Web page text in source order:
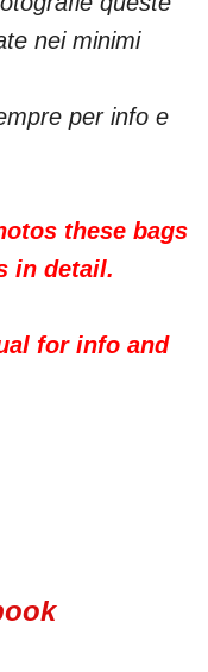
nei minimi
per info e
these bags
in detail.
for info and